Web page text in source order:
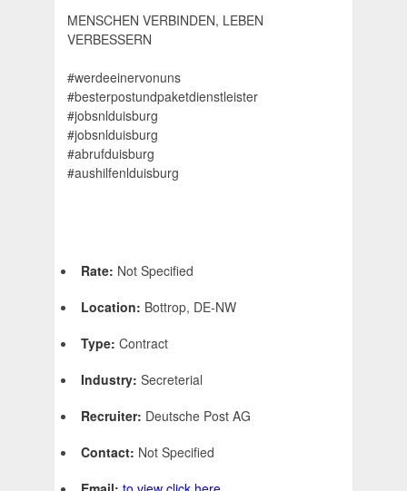
MENSCHEN VERBINDEN, LEBEN
VERBESSERN
#werdeeinervonuns
#besterpostundpaketdienstleister
#jobsnlduisburg
#jobsnlduisburg
#abrufduisburg
#aushilfenlduisburg
Rate: Not Specified
Location: Bottrop, DE-NW
Type: Contract
Industry: Secreterial
Recruiter: Deutsche Post AG
Contact: Not Specified